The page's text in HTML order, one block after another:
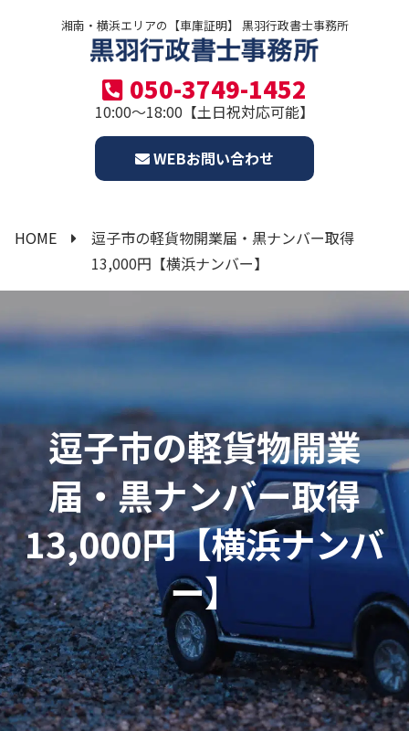
湘南・横浜エリアの【車庫証明】 黒羽行政書士事務所
050-3749-1452
10:00～18:00【土日祝対応可能】
WEBお問い合わせ
HOME
逗子市の軽貨物開業届・黒ナンバー取得
13,000円【横浜ナンバー】
逗子市の軽貨物開業
届・黒ナンバー取得
13,000円【横浜ナンバ
ー】